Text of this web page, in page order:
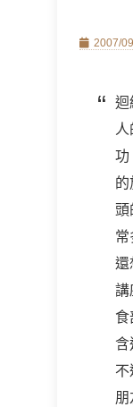
Posted
2007/
迴
功
頭
還
講
含